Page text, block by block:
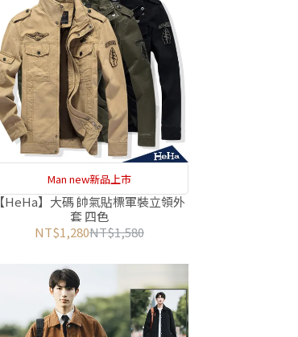
Man new新品上市
【HeHa】大碼 帥氣貼標軍裝立領外
套 四色
NT$1,280NT$1,580